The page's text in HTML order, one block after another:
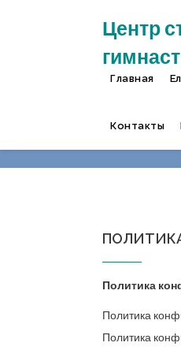
Центр
Главная
Контакты
Политика
Политика
Политика